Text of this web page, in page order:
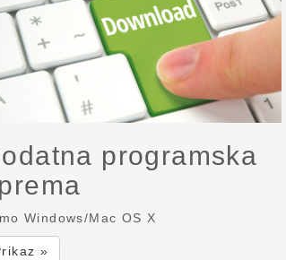
programska
Windows/Mac OS X
»